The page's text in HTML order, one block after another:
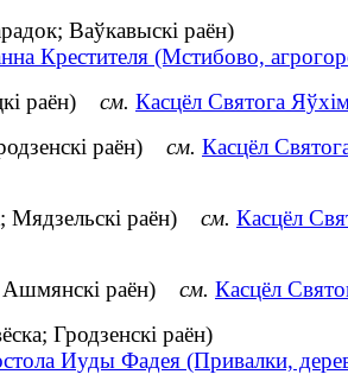
Ваўкавыскі раён)
Крестителя (Мстибово,
раён) см. Касцёл Святога
раён) см. Касцёл
Мядзельскі раён) см. Касцёл
Ашмянскі раён) см. Касцёл
Гродзенскі раён)
Иуды Фадея (Привалки,